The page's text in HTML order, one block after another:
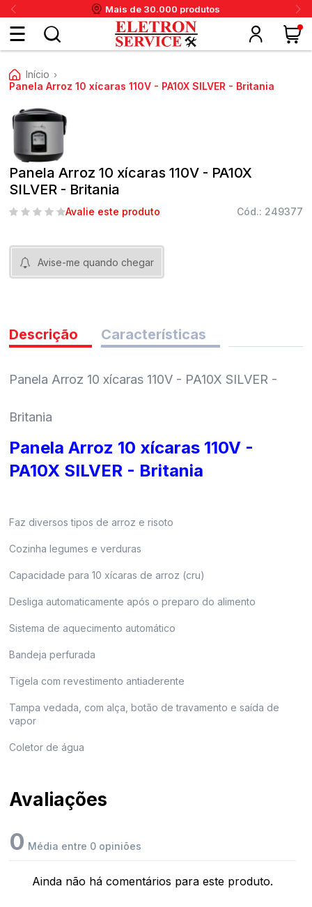
Mais de 30.000 produtos
login
se
Panex
Início ›
Panela Arroz 10 xícaras 110V - PA10X SILVER - Britania
Panela Arroz 10 xícaras 110V - PA10X
SILVER - Britania
Avalie este produto Cód.: 249377
Avise-me quando chegar
Descrição
Panela Arroz 10 xícaras 110V - PA10X SILVER -
Britania
Panela Arroz 10 xícaras 110V -
PA10X SILVER - Britania
Faz diversos tipos de arroz e risoto
Cozinha legumes e verduras
Capacidade para 10 xícaras de arroz (cru)
Desliga automaticamente após o preparo do alimento
Sistema de aquecimento automático
Bandeja perfurada
Tigela com revestimento antiaderente
Tampa vedada, com alça, botão de travamento e saída de
vapor
Coletor de água
Características
Avaliações
0 Média entre 0 opiniões
Ainda não há comentários para este produto.